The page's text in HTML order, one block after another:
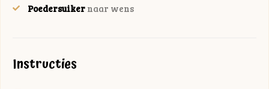
Poedersuiker naar wens
Instructies